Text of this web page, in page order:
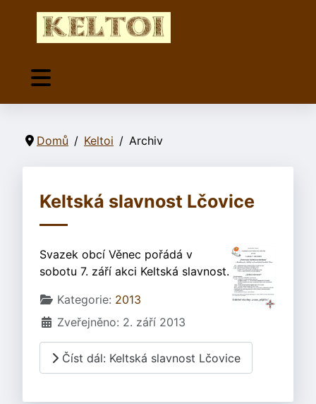
Domů Keltoi Archiv
Keltská slavnost Lčovice
Svazek obcí Věnec pořádá v
sobotu 7. září akci Keltská slavnost.
Základní údaje
Kategorie: 2013
Zveřejněno: 2. září 2013
Číst dál: Keltská slavnost Lčovice